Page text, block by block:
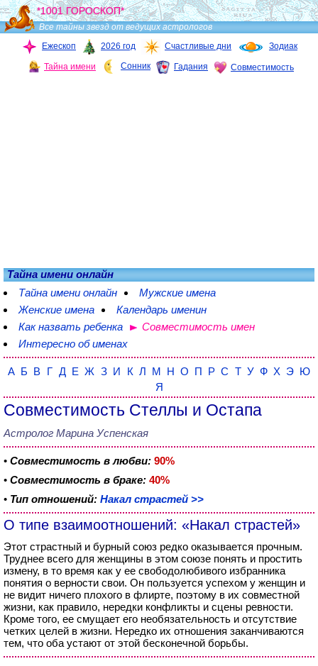
*1001 ГОРОСКОП*
Все тайны звезд от ведущих астрологов
Ежескоп
2026 год Счастливые дни Зодиак
Тайна имени Сонник Гадания Совместимость
Тайна имени онлайн
Тайна имени онлайн
Мужские имена
Женские имена
Календарь именин
Как назвать ребенка
Совместимость имен
Интересно об именах
А Б В Г Д Е Ж З И К Л М Н О П Р С Т У Ф Х Э Ю
Я
Совместимость Стеллы и Остапа
Астролог Марина Успенская
• Совместимость в любви: 90%
• Совместимость в браке: 40%
• Тип отношений: Накал страстей >>
О типе взаимоотношений: «Накал страстей»
Этот страстный и бурный союз редко оказывается прочным.
Труднее всего для женщины в этом союзе понять и простить
измену, в то время как у ее свободолюбивого избранника
понятия о верности свои. Он пользуется успехом у женщин и
не видит ничего плохого в флирте, поэтому в их совместной
жизни, как правило, нередки конфликты и сцены ревности.
Кроме того, ее смущает его необязательность и отсутствие
четких целей в жизни. Нередко их отношения заканчиваются
тем, что оба устают от этой бесконечной борьбы.